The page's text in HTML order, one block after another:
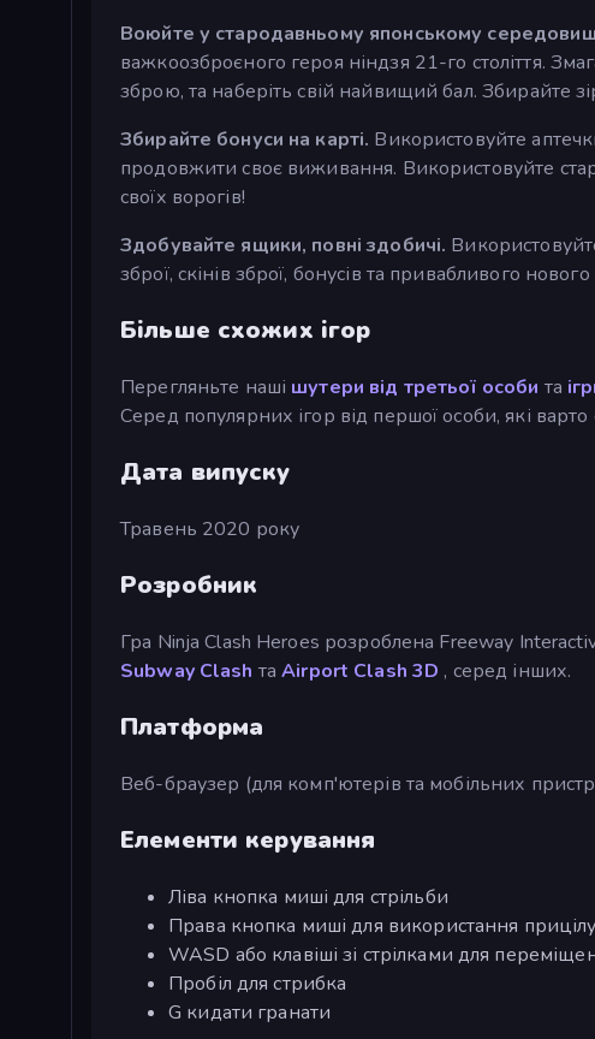
Воюйте у стародавньому японському
важкоозброєного героя ніндзя 21-го століття.
зброю, та наберіть свій найвищий бал. Збирайте
Збирайте бонуси на карті. Використовуйте
продовжити своє виживання. Використовуйте
своїх ворогів!
Здобувайте ящики, повні здобичі.
зброї, скінів зброї, бонусів та привабливого
Більше схожих ігор
Перегляньте наші шутери від третьої особи та
Серед популярних ігор від першої особи, які
Дата випуску
Травень 2020 року
Розробник
Гра Ninja Clash Heroes розроблена Freeway
Subway Clash таAirport Clash 3D , серед інших.
Платформа
Веб-браузер (для комп'ютерів та мобільних
Елементи керування
Ліва кнопка миші для стрільби
Права кнопка миші для використання
WASD або клавіші зі стрілками для
Пробіл для стрибка
G кидати гранати